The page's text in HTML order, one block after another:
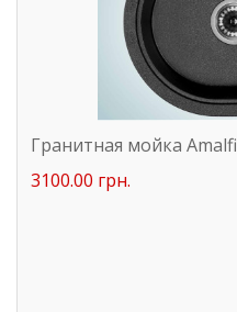
Гранитная мойка Amalfi
3100.00 грн.